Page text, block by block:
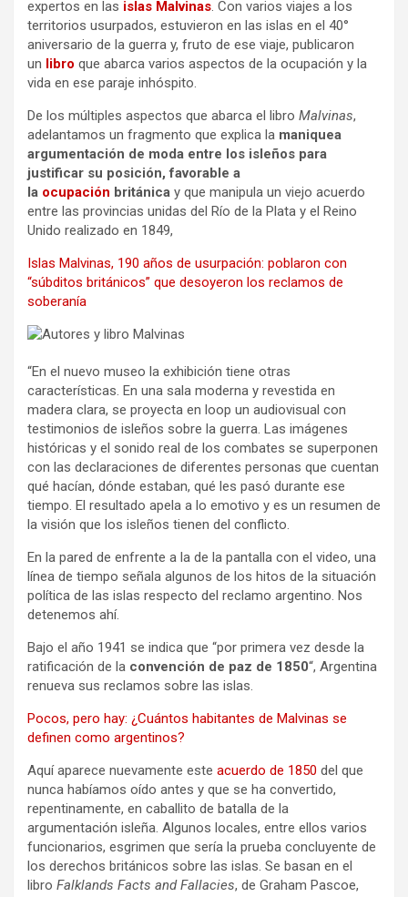
expertos en las islas Malvinas. Con varios viajes a los
territorios usurpados, estuvieron en las islas en el 40°
aniversario de la guerra y, fruto de ese viaje, publicaron
un libro que abarca varios aspectos de la ocupación y la
vida en ese paraje inhóspito.
De los múltiples aspectos que abarca el libro Malvinas,
adelantamos un fragmento que explica la maniquea
argumentación de moda entre los isleños para
justificar su posición, favorable a
la ocupación británica y que manipula un viejo acuerdo
entre las provincias unidas del Río de la Plata y el Reino
Unido realizado en 1849,
Islas Malvinas, 190 años de usurpación: poblaron con
“súbditos británicos” que desoyeron los reclamos de
soberanía
“En el nuevo museo la exhibición tiene otras
características. En una sala moderna y revestida en
madera clara, se proyecta en loop un audiovisual con
testimonios de isleños sobre la guerra. Las imágenes
históricas y el sonido real de los combates se superponen
con las declaraciones de diferentes personas que cuentan
qué hacían, dónde estaban, qué les pasó durante ese
tiempo. El resultado apela a lo emotivo y es un resumen de
la visión que los isleños tienen del conflicto.
En la pared de enfrente a la de la pantalla con el video, una
línea de tiempo señala algunos de los hitos de la situación
política de las islas respecto del reclamo argentino. Nos
detenemos ahí.
Bajo el año 1941 se indica que “por primera vez desde la
ratificación de la convención de paz de 1850“, Argentina
renueva sus reclamos sobre las islas.
Pocos, pero hay: ¿Cuántos habitantes de Malvinas se
definen como argentinos?
Aquí aparece nuevamente este acuerdo de 1850 del que
nunca habíamos oído antes y que se ha convertido,
repentinamente, en caballito de batalla de la
argumentación isleña. Algunos locales, entre ellos varios
funcionarios, esgrimen que sería la prueba concluyente de
los derechos británicos sobre las islas. Se basan en el
libro Falklands Facts and Fallacies, de Graham Pascoe,